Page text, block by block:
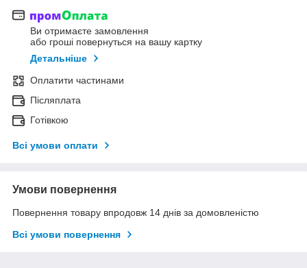
Ви отримаєте замовлення
або гроші повернуться на вашу картку
Детальніше
Оплатити частинами
Післяплата
Готівкою
Всі умови оплати
Умови повернення
Повернення товару впродовж 14 днів за домовленістю
Всі умови повернення